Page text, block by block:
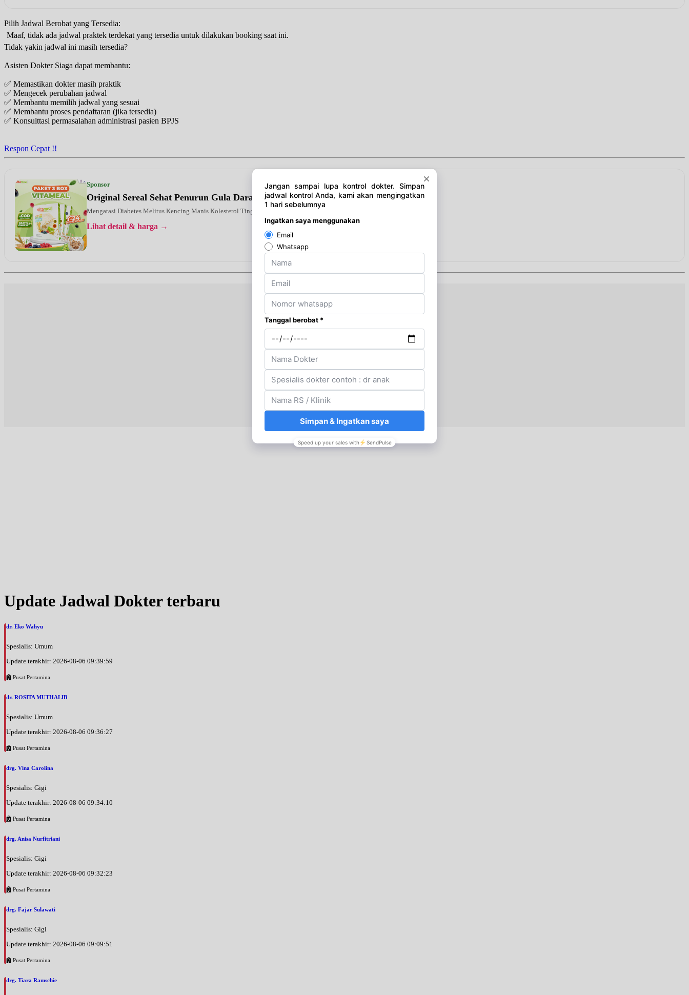
Pilih Jadwal Berobat yang Tersedia:
Maaf, tidak ada jadwal praktek terdekat yang tersedia untuk dilakukan booking saat ini.
Tidak yakin jadwal ini masih tersedia?
Asisten Dokter Siaga dapat membantu:
✅ Memastikan dokter masih praktik
✅ Mengecek perubahan jadwal
✅ Membantu memilih jadwal yang sesuai
✅ Membantu proses pendaftaran (jika tersedia)
✅ Konsulttasi permasalahan administrasi pasien BPJS
Respon Cepat !!
Sponsor
Original Sereal Sehat Penurun Gula Darah Tanpa Efek Samping
Mengatasi Diabetes Melitus Kencing Manis Kolesterol Tinggi Kebas Kesemutan
Lihat detail & harga →
Update Jadwal Dokter terbaru
dr. Eko Wahyu
Spesialis: Umum
Update terakhir: 2026-08-06 09:39:59
Pusat Pertamina
dr. ROSITA MUTHALIB
Spesialis: Umum
Update terakhir: 2026-08-06 09:36:27
Pusat Pertamina
drg. Vina Carolina
Spesialis: Gigi
Update terakhir: 2026-08-06 09:34:10
Pusat Pertamina
drg. Anisa Nurfitriani
Spesialis: Gigi
Update terakhir: 2026-08-06 09:32:23
Pusat Pertamina
drg. Fajar Sulawati
Spesialis: Gigi
Update terakhir: 2026-08-06 09:09:51
Pusat Pertamina
drg. Tiara Ramschie